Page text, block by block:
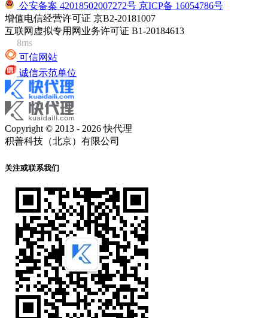
公安备案 42018502007272号 京ICP备 16054786号
增值电信经营许可证 京B2-20181007
互联网虚拟专用网业务许可证 B1-20184613
8ms
可信网站
诚信示范单位
Copyright © 2013 - 2026 快代理
积善科技（北京）有限公司
关注或联系我们